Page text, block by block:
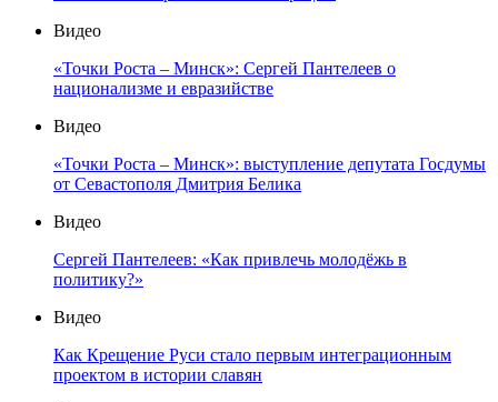
Видео
«Точки Роста – Минск»: Сергей Пантелеев о
национализме и евразийстве
Видео
«Точки Роста – Минск»: выступление депутата Госдумы
от Севастополя Дмитрия Белика
Видео
Сергей Пантелеев: «Как привлечь молодёжь в
политику?»
Видео
Как Крещение Руси стало первым интеграционным
проектом в истории славян